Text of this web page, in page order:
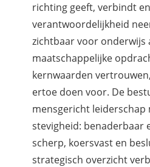
richting geeft, verbindt en
verantwoordelijkheid
zichtbaar voor onderwijs
maatschappelijke
kernwaarden
ertoe doen voor. De
mensgericht
stevigheid: benaderbaar
scherp, koersvast en
strategisch overzicht